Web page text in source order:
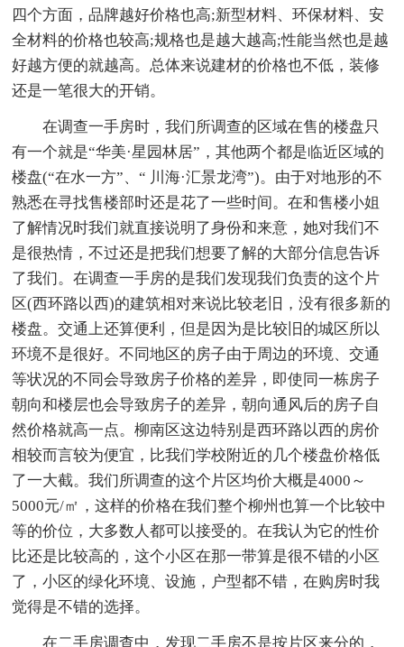
四个方面，品牌越好价格也高;新型材料、环保材料、安
全材料的价格也较高;规格也是越大越高;性能当然也是越
好越方便的就越高。总体来说建材的价格也不低，装修
还是一笔很大的开销。
在调查一手房时，我们所调查的区域在售的楼盘只
有一个就是“华美·星园林居”，其他两个都是临近区域的
楼盘(“在水一方”、“ 川海·汇景龙湾”)。由于对地形的不
熟悉在寻找售楼部时还是花了一些时间。在和售楼小姐
了解情况时我们就直接说明了身份和来意，她对我们不
是很热情，不过还是把我们想要了解的大部分信息告诉
了我们。在调查一手房的是我们发现我们负责的这个片
区(西环路以西)的建筑相对来说比较老旧，没有很多新的
楼盘。交通上还算便利，但是因为是比较旧的城区所以
环境不是很好。不同地区的房子由于周边的环境、交通
等状况的不同会导致房子价格的差异，即使同一栋房子
朝向和楼层也会导致房子的差异，朝向通风后的房子自
然价格就高一点。柳南区这边特别是西环路以西的房价
相较而言较为便宜，比我们学校附近的几个楼盘价格低
了一大截。我们所调查的这个片区均价大概是4000～
5000元/㎡，这样的价格在我们整个柳州也算一个比较中
等的价位，大多数人都可以接受的。在我认为它的性价
比还是比较高的，这个小区在那一带算是很不错的小区
了，小区的绿化环境、设施，户型都不错，在购房时我
觉得是不错的选择。
在二手房调查中，发现二手房不是按片区来分的，